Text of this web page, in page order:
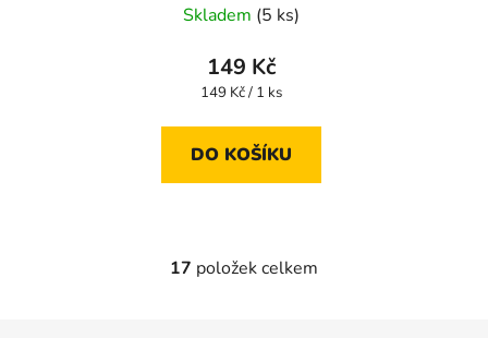
Skladem (5 ks)
149 Kč
Měrná
149 Kč / 1 ks
DO KOŠÍKU
O
17 položek celkem